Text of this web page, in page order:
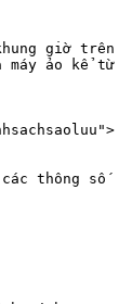
giờ trên
ảo kể từ
thông số